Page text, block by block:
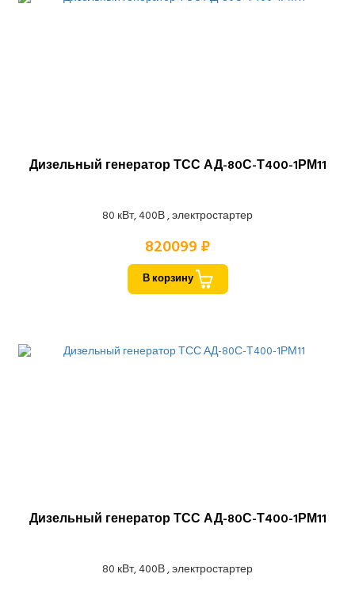
Дизельный генератор ТСС АД-80С-Т400-1РМ11
80 кВт, 400В , электростартер
820099 ₽
В корзину
Дизельный генератор ТСС АД-80С-Т400-1РМ11
80 кВт, 400В , электростартер